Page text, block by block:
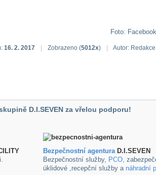
Foto:
16. 2. 2017 Zobrazeno (5012x) Autor: Redakce
D.I.SEVEN za vřelou podporu!
Bezpečnostní agenturaD.I.SEVEN
Bezpečnostní služby, PCO,
úklidové ,recepční služby a náhradní